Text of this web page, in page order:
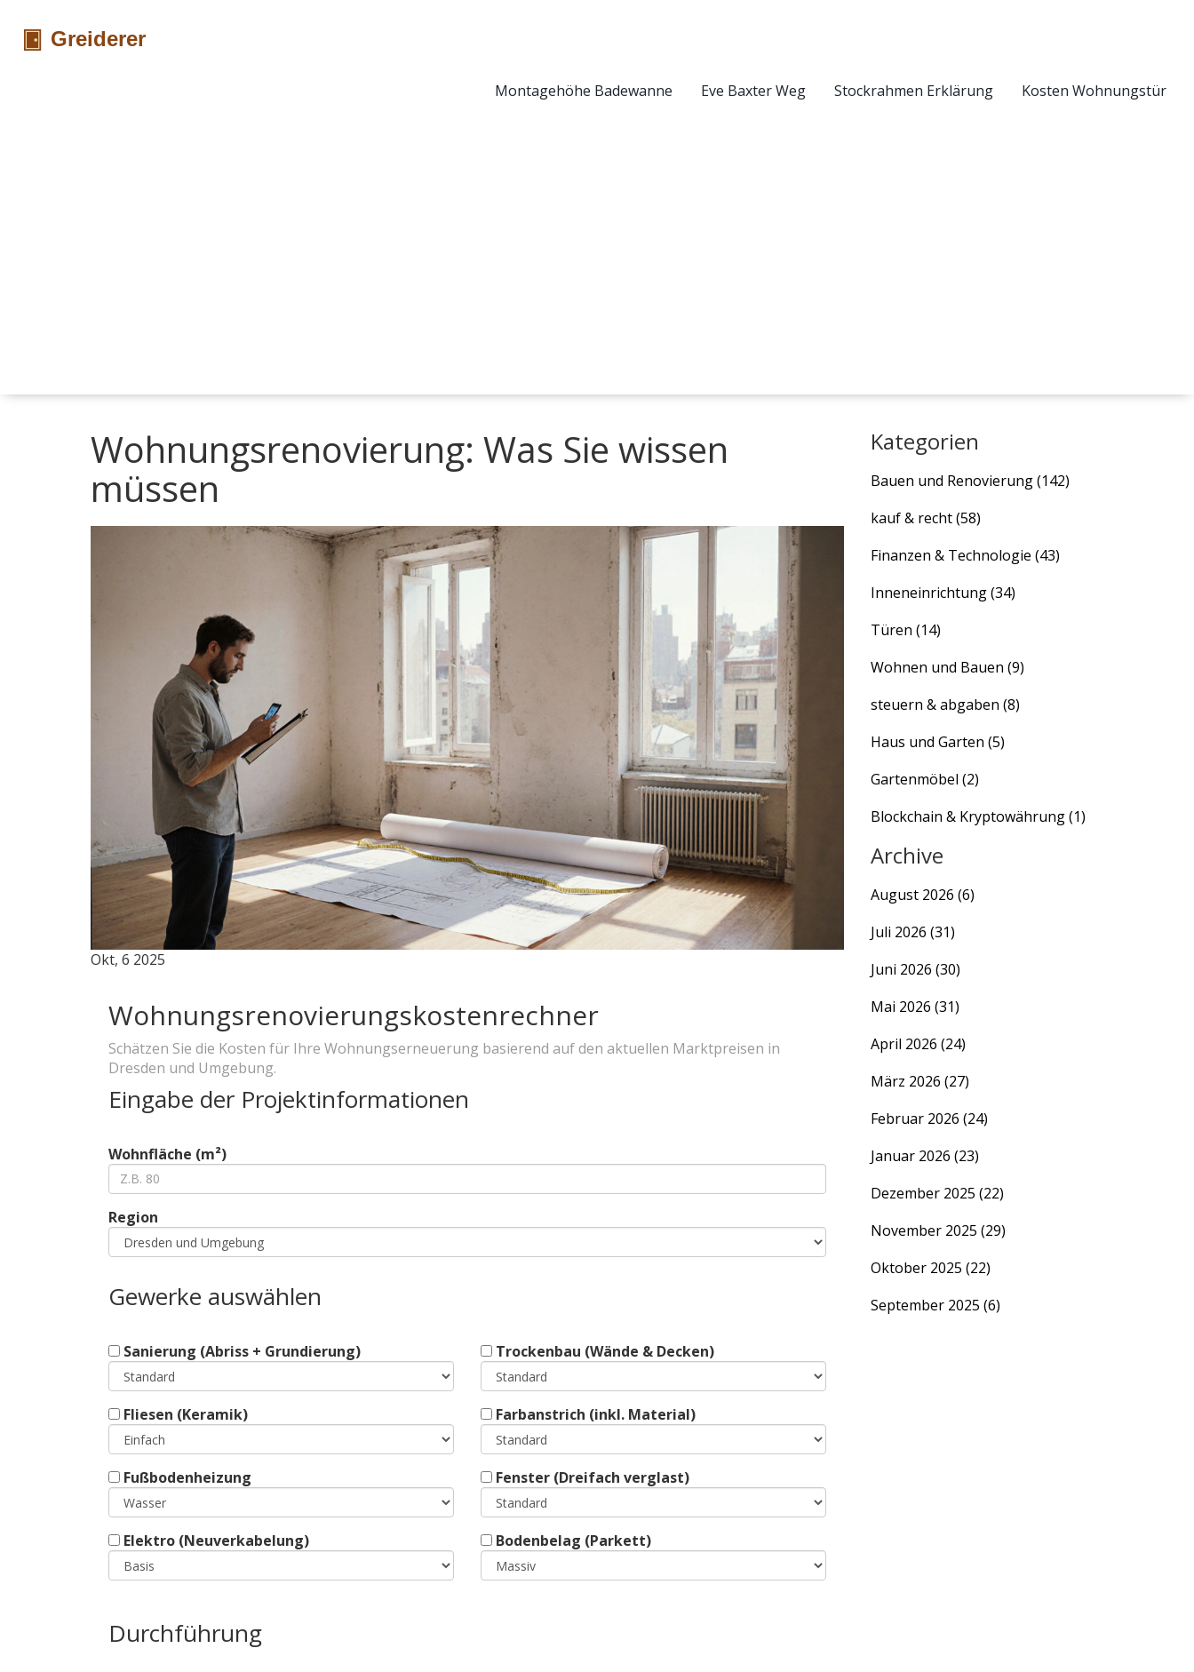
Montagehöhe Badewanne Eve Baxter Weg Stockrahmen Erklärung Kosten Wohnungstür
Wohnungsrenovierung: Was Sie wissen
müssen
Okt, 6 2025
Wohnungsrenovierungskostenrechner
Schätzen Sie die Kosten für Ihre Wohnungserneuerung basierend auf den aktuellen Marktpreisen in
Dresden und Umgebung.
Eingabe der Projektinformationen
Wohnfläche (m²)
Region
Gewerke auswählen
Sanierung (Abriss + Grundierung) Trockenbau (Wände & Decken)
Fliesen (Keramik) Farbanstrich (inkl. Material)
Fußbodenheizung Fenster (Dreifach verglast)
Elektro (Neuverkabelung) Bodenbelag (Parkett)
Durchführung
Kategorien
Bauen und Renovierung(142)
kauf & recht(58)
Finanzen & Technologie (43)
Inneneinrichtung(34)
Türen (14)
Wohnen und Bauen (9)
steuern & abgaben (8)
Haus und Garten (5)
Gartenmöbel (2)
Blockchain & Kryptowährung(1)
Archive
August 2026 (6)
Juli 2026 (31)
Juni 2026 (30)
Mai 2026 (31)
April 2026 (24)
März 2026 (27)
Februar 2026 (24)
Januar 2026 (23)
Dezember 2025 (22)
November 2025 (29)
Oktober 2025 (22)
September 2025 (6)